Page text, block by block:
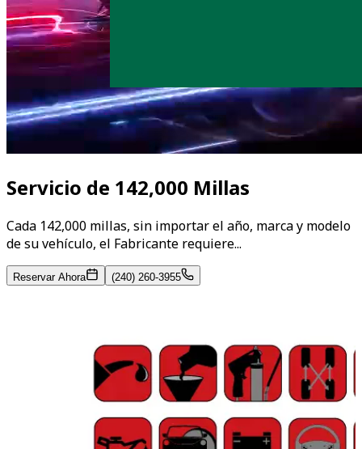
Servicio de 142,000 Millas
Cada 142,000 millas, sin importar el año, marca y modelo
de su vehículo, el Fabricante requiere...
Reservar Ahora (240) 260-3955